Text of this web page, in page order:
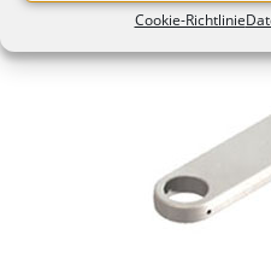
Cookie-Richtlinie